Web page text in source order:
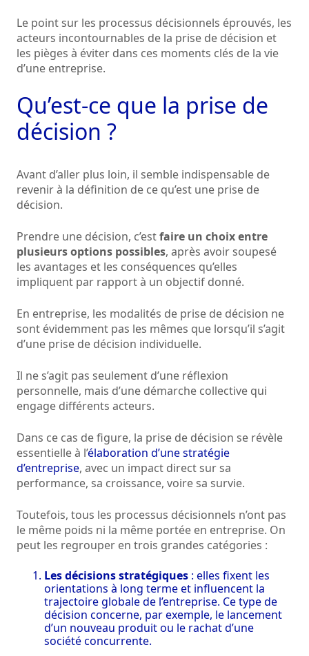
Le point sur les processus décisionnels éprouvés, les
acteurs incontournables de la prise de décision et
les pièges à éviter dans ces moments clés de la vie
d’une entreprise.
Qu’est-ce que la prise de
décision ?
Avant d’aller plus loin, il semble indispensable de
revenir à la définition de ce qu’est une prise de
décision.
Prendre une décision, c’estfaire un choix entre
plusieurs options possibles, après avoir soupesé
les avantages et les conséquences qu’elles
impliquent par rapport à un objectif donné.
En entreprise, les modalités de prise de décision ne
sont évidemment pas les mêmes que lorsqu’il s’agit
d’une prise de décision individuelle.
Il ne s’agit pas seulement d’une réflexion
personnelle, mais d’une démarche collective qui
engage différents acteurs.
Dans ce cas de figure, la prise de décision se révèle
essentielle à l’élaboration d’une stratégie
d’entreprise, avec un impact direct sur sa
performance, sa croissance, voire sa survie.
Toutefois, tous les processus décisionnels n’ont pas
le même poids ni la même portée en entreprise. On
peut les regrouper en trois grandes catégories :
Les décisions stratégiques : elles fixent les
orientations à long terme et influencent la
trajectoire globale de l’entreprise. Ce type de
décision concerne, par exemple, le lancement
d’un nouveau produit ou le rachat d’une
société concurrente.